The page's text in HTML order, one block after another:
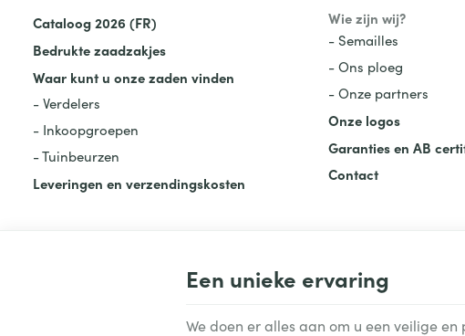
Cataloog 2026 (FR)
Bedrukte zaadzakjes
Waar kunt u onze zaden vinden
- Verdelers
- Inkoopgroepen
- Tuinbeurzen
Leveringen en verzendingskosten
Wie zijn wij?
- Semailles
- Ons ploeg
- Onze partners
Onze logos
Garanties en AB
Contact
Gebruiksvoorwaarden van de website
Cookies|
Verwerking
Een unieke ervaring
We doen er alles aan om u een veilige